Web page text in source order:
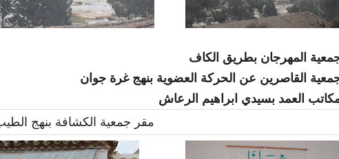
المهرجان بطريق الكاف
القاصرين عن الحركة العضوية بنهج غرة جوان
العمد بسيدي ابراهيم الرعاش
مقر جمعية الكشافة بنهج